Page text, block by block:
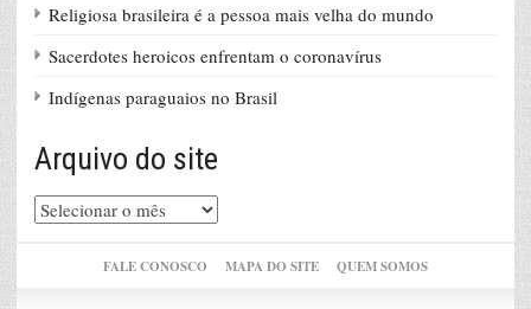
Religiosa brasileira é a pessoa mais velha do mundo
Sacerdotes heroicos enfrentam o coronavírus
Indígenas paraguaios no Brasil
Arquivo do site
Arquivo
do
FALE CONOSCO MAPA DO SITE QUEM SOMOS